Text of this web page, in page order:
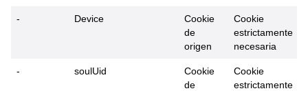
- Device
Cookie
de
origen
Cookie
estrictamente
necesaria
- soulUid
Cookie
de
Cookie
estrictamente